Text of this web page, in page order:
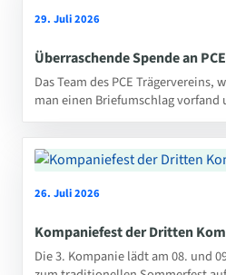
29. Juli 2026
Überraschende Spende an
Das Team des PCE Trägervereins,
man einen Briefumschlag
26. Juli 2026
Kompaniefest der Dritten
Die 3. Kompanie lädt am 08. und